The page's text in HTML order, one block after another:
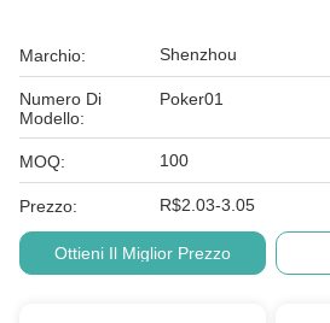
Marchio: Shenzhou
Numero Di
Modello:
Poker01
MOQ: 100
Prezzo: R$2.03-3.05
Ottieni Il Miglior Prezzo